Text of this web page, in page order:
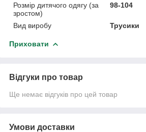
Розмір дитячого одягу (за
зростом)
98-104
Вид виробу Трусики
Приховати
Відгуки про товар
Ще немає відгуків про цей товар
Умови доставки